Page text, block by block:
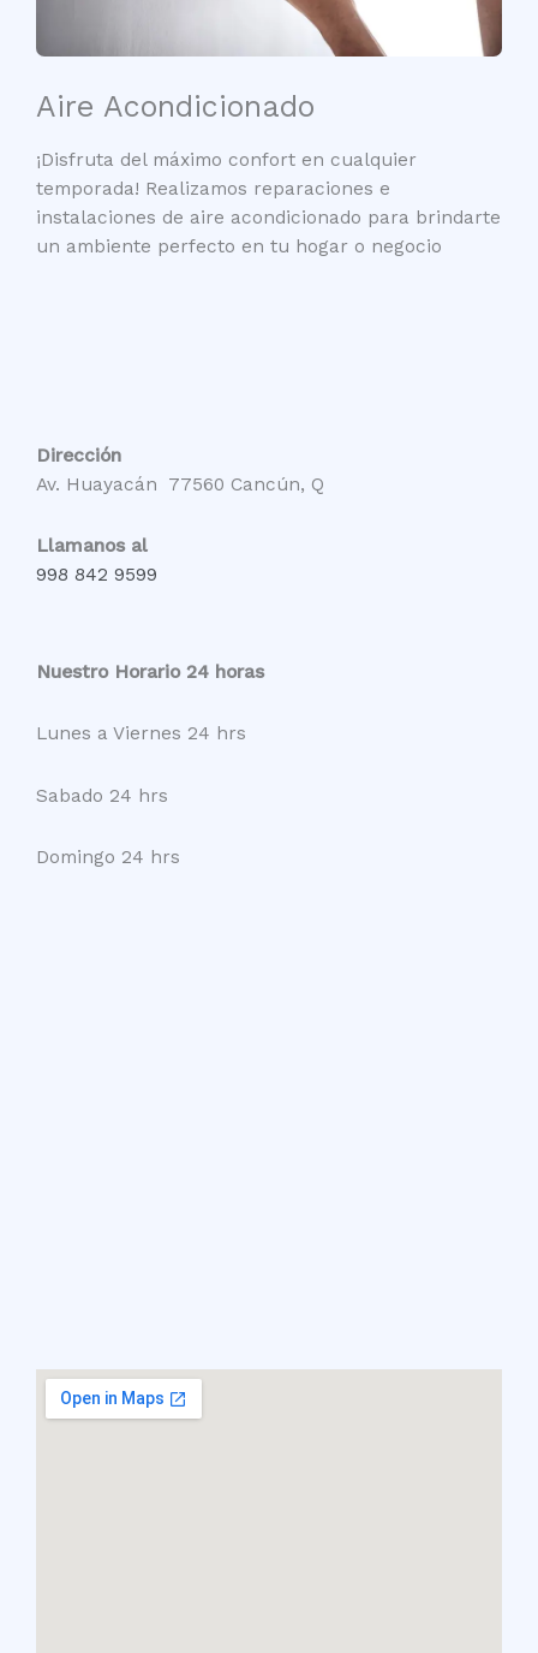
Aire Acondicionado
¡Disfruta del máximo confort en cualquier
temporada! Realizamos reparaciones e
instalaciones de aire acondicionado para brindarte
un ambiente perfecto en tu hogar o negocio
Dirección
Av. Huayacán 77560 Cancún, Q
Llamanos al
998 842 9599
Nuestro Horario 24 horas
Lunes a Viernes 24 hrs
Sabado 24 hrs
Domingo 24 hrs